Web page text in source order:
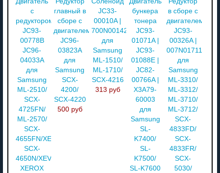
с
редуктором
JC93-
00778B
JC96-
04033A
для
Samsung
ML-2510/
SCX-
4725FN/
ML-2570/
SCX-
4655FN/XEV/
SCX-
4650N/XEV/
XEROX
главный в
сборе с
двигателем
JC96-
03823A
для
Samsung
SCX-
4200/
SCX-4220
500 руб
JC33-
00010A |
700N00142
для
Samsung
ML-1510/
ML-1710/
SCX-4216
313 руб
бункера
тонера
JC93-
01071A |
JC93-
01088E |
JC82-
00766A |
X3A79-
60003
для
Samsung
SL-
K7400/
SL-
K7500/
SL-K7600
в сборе с
двигателем
JC93-
00326A |
007N01711
для
Samsung
ML-3310/
ML-3312/
ML-3710/
ML-3712/
SCX-
4833FD/
SCX-
4833FR/
SCX-
5030/